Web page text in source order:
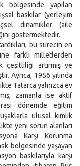
bölgesinde yapılan
baskılar (yerleşim
dinamikler (aile
göstermektedir.
bu sürecin en
farklı milletlerden
çeşitliliği artırmış ve
Ayrıca, 1956 yılında
Tatarca yalnızca ev
zamanla ise aktif
dönemde eğitim
ulusal kimlik
yeni sorun alanları
Karşı Korunma
bölgesinde yaşayan
baskılarıyla karşı